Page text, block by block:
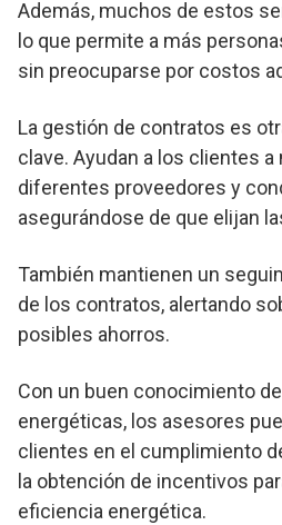
Además, muchos de estos
lo que permite a más
sin preocuparse por costos
La gestión de contratos es
clave. Ayudan a los clientes a
diferentes proveedores y
asegurándose de que elijan
También mantienen un
de los contratos, alertando
posibles ahorros.
Con un buen conocimiento
energéticas, los asesores
clientes en el cumplimiento
la obtención de incentivos
eficiencia energética.